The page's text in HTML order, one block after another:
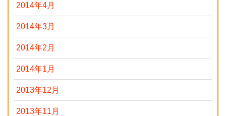
2014年4月
2014年3月
2014年2月
2014年1月
2013年12月
2013年11月